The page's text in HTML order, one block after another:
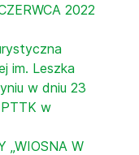
2022
im. Leszka
w dniu 23
w
„WIOSNA W